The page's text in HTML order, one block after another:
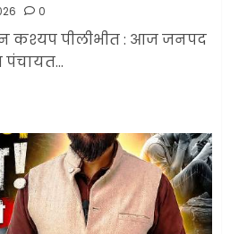
0
कश्यप पीलीभीत : आज जनपद
पंचायत...